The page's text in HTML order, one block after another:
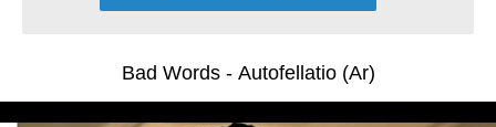
Bad Words - Autofellatio (Ar)